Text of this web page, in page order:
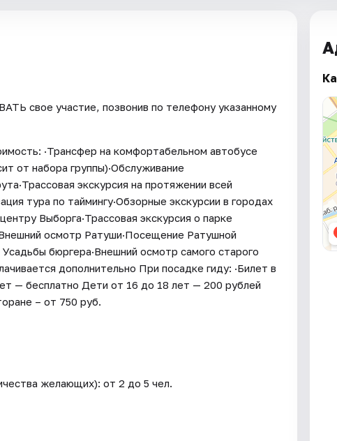
свое участие, позвонив по телефону указанному
·Трансфер на комфортабельном автобусе
от набора группы)·Обслуживание
экскурсия на протяжении всей
тура по таймингу·Обзорные экскурсии в городах
Выборга·Трассовая экскурсия о парке
осмотр Ратуши·Посещение Ратушной
бюргера·Внешний осмотр самого старого
дополнительно При посадке гиду: ·Билет в
— бесплатно Дети от 16 до 18 лет — 200 рублей
– от 750 руб.
желающих): от 2 до 5 чел.